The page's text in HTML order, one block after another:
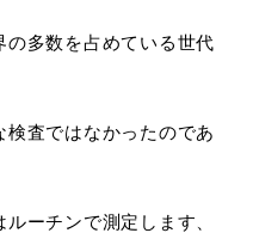
多数を占めている世代
査ではなかったのであ
ーチンで測定します、